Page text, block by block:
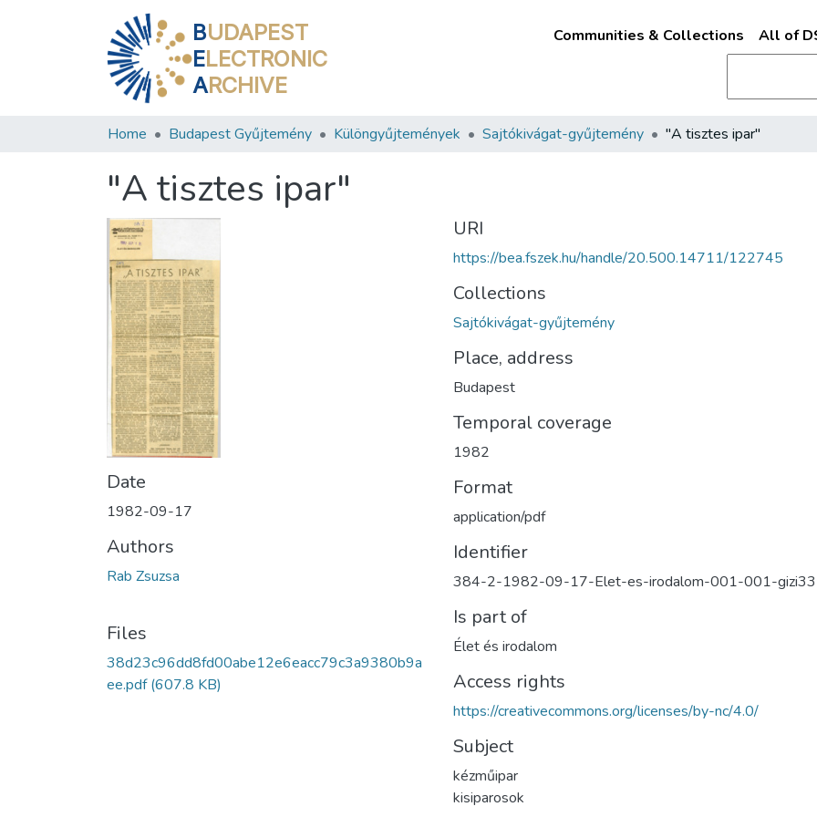
BUDAPEST
ELECTRONIC
ARCHIVE
Communities & Collections All of
Home Budapest Gyűjtemény Különgyűjtemények Sajtókivágat-gyűjtemény "A tisztes ipar"
"A tisztes ipar"
Date
1982-09-17
Authors
Rab Zsuzsa
Files
38d23c96dd8fd00abe12e6eacc79c3a9380b9a
ee.pdf(607.8 KB)
URI
https://bea.fszek.hu/handle/20.500.14711/122745
Collections
Sajtókivágat-gyűjtemény
Place, address
Budapest
Temporal coverage
1982
Format
application/pdf
Identifier
384-2-1982-09-17-Elet-es-irodalom-001-001-
Is part of
Élet és irodalom
Access rights
https://creativecommons.org/licenses/by-nc/4.0/
Subject
kézműipar
kisiparosok